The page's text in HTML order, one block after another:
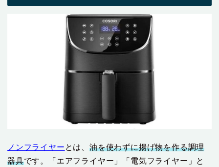
ノンフライヤー とは、油を使わずに揚げ物を作る調理
器具です。「エアフライヤー」「電気フライヤー」と